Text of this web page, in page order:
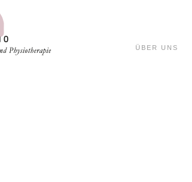
ÜBER UNS